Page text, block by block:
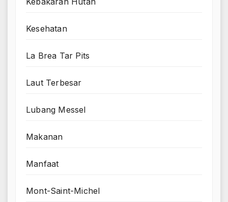
Kesehatan
La Brea Tar Pits
Laut Terbesar
Lubang Messel
Makanan
Manfaat
Mont-Saint-Michel